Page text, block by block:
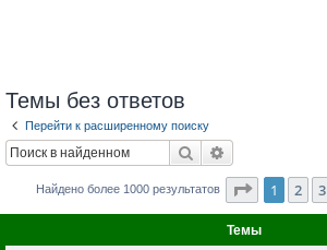
Темы без ответов
Перейти к расширенному поиску
Поиск
Найдено более 1000 результатов Страница
1 2 3
Темы